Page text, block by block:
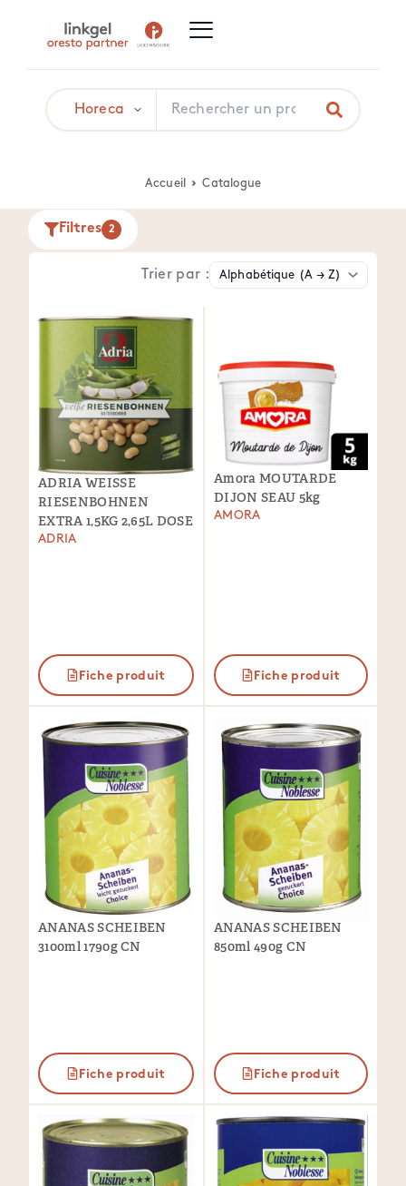
Accueil Catalogue
Filtres 2
Trier par :
ADRIA WEISSE
RIESENBOHNEN
EXTRA 1,5KG 2,65L DOSE
ADRIA
Fiche produit
Amora MOUTARDE
DIJON SEAU 5kg
AMORA
Fiche produit
ANANAS SCHEIBEN
3100ml 1790g CN
Fiche produit
ANANAS SCHEIBEN
850ml 490g CN
Fiche produit